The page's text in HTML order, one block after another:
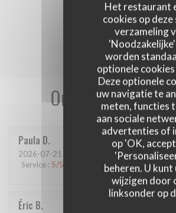
Het restaurant
cookies op
verzameling
worden
optionele
Deze optionele
uw navigatie te
meten, functies
aan sociale
advertenties of
op 'OK,
beheren. U
wijzigen door
linksonder op
Onze
Paula D
2026-07-21
- 20:00 - Gasten 4
Service : 5/5 : 5/5 Keuken : 4/5
Éric B